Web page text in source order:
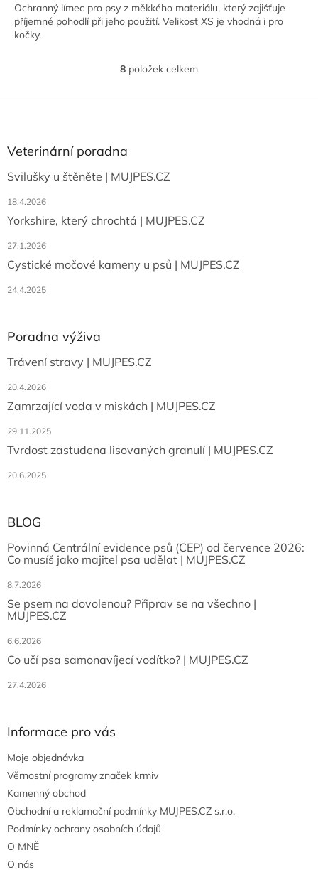
Ochranný límec pro psy z měkkého materiálu, který zajišťuje
příjemné pohodlí při jeho použití. Velikost XS je vhodná i pro
kočky.
O
l
í
p
k
ý
8 položek celkem
Z
aVeterinární poradna
Svilušky u štěněte | MUJPES.CZ
18.4.2026
Yorkshire, který chrochtá | MUJPES.CZ
27.1.2026
Cystické močové kameny u psů | MUJPES.CZ
24.4.2025
Poradna výživa
Trávení stravy | MUJPES.CZ
20.4.2026
Zamrzající voda v miskách | MUJPES.CZ
29.11.2025
Tvrdost zastudena lisovaných granulí | MUJPES.CZ
20.6.2025
BLOG
Povinná Centrální evidence psů (CEP) od července 2026:
Co musíš jako majitel psa udělat | MUJPES.CZ
8.7.2026
Se psem na dovolenou? Připrav se na všechno |
MUJPES.CZ
6.6.2026
Co učí psa samonavíjecí vodítko? | MUJPES.CZ
27.4.2026
Informace pro vás
Moje objednávka
Věrnostní programy značek krmiv
Kamenný obchod
Obchodní a reklamační podmínky MUJPES.CZ s.r.o.
Podmínky ochrany osobních údajů
O MNĚ
O nás